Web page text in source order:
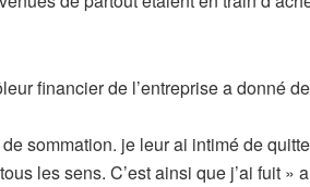
financier de l’entreprise a donné
sommation. je leur ai intimé de
les sens. C’est ainsi que j’ai fuit »